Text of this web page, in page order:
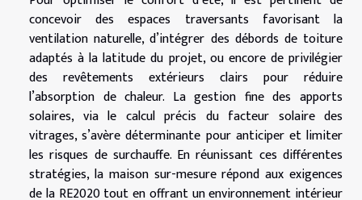
concevoir des espaces traversants favorisant la
ventilation naturelle, d’intégrer des débords de toiture
adaptés à la latitude du projet, ou encore de privilégier
des revêtements extérieurs clairs pour réduire
l’absorption de chaleur. La gestion fine des apports
solaires, via le calcul précis du facteur solaire des
vitrages, s’avère déterminante pour anticiper et limiter
les risques de surchauffe. En réunissant ces différentes
stratégies, la maison sur-mesure répond aux exigences
de la RE2020 tout en offrant un environnement intérieur